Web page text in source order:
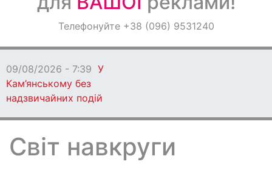
ОголошенняТелефонуйте +38 (096) 9531240
09/08/2026 - 7:38 Ворог атакував Дніпропетровщину
безпілотниками, артилерією та авіабомбою
Світ навкруги